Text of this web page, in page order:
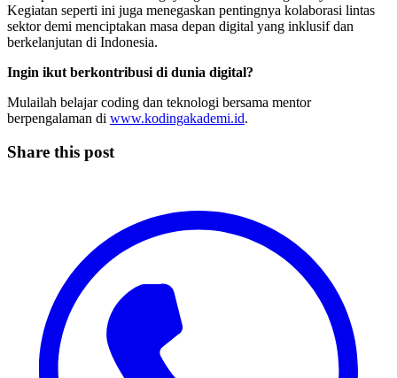
Kegiatan seperti ini juga menegaskan pentingnya kolaborasi lintas
sektor demi menciptakan masa depan digital yang inklusif dan
berkelanjutan di Indonesia.
Ingin ikut berkontribusi di dunia digital?
Mulailah belajar coding dan teknologi bersama mentor
berpengalaman di www.kodingakademi.id.
Share this post